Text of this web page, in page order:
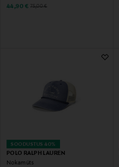
Discounted Price
44,90 € Original Price
75,00 €
SOODUSTUS 40%
POLO RALPH LAUREN
Nokamüts